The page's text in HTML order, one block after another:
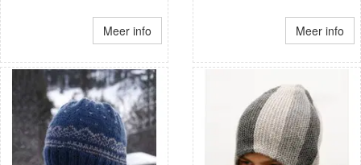
Meer info Meer info